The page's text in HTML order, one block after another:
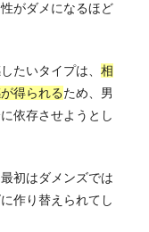
がダメになるほど
たいタイプは、 相
得られるため、男
依存させようとし
初はダメンズでは
作り替えられてし